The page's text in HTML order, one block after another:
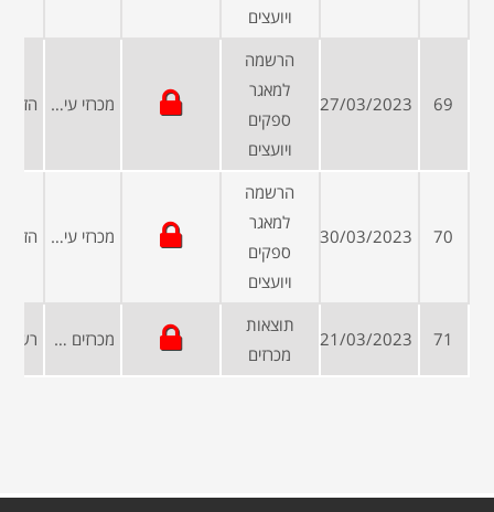
ויועצים
69
27/03/2023
הרשמה
למאגר
ספקים
ויועצים
מכרזי עיריות ומועצות
70
30/03/2023
הרשמה
למאגר
ספקים
ויועצים
מכרזי עיריות ומועצות
71
21/03/2023
תוצאות
מכרזים
מכרזים ממשלתיים